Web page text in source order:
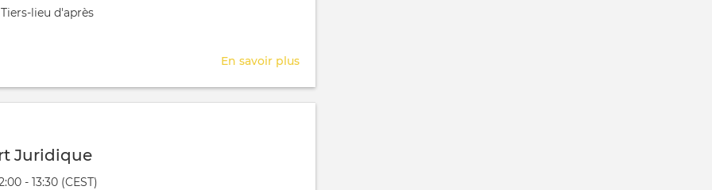
aura lieu au / à
Tiers-lieu d'après
En savoir plus
RESA
Juridique
- 13:30 (CEST)